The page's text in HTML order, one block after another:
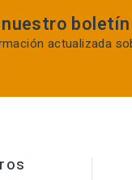
boletín
actualizada